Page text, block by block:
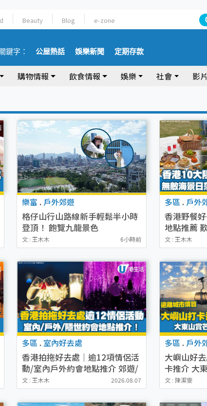
Beauty Blog e-zone
鍵字： 公屋熱話 娛樂新聞 定期存款
購物情報 飲食情報 娛樂 社會 影
樂富 . 戶外郊遊
格仔山行山路線新手輕鬆半小時
登頂！ 飽覽九龍景色
文 : 王木木 6小時前
多區 . 戶外
香港野餐
地點推薦
草地/交通直
文 : 王木木
多區 .室內好去處
香港拍拖好去處｜逾12項情侶活
動/室內戶外約會地點推介 郊遊/
賞日落/工作坊
文 : 王木木 2026.08.07
多區 . 戶外
大嶼山好
卡推介 大
鏡/心經簡林
文 : 陳潔雯